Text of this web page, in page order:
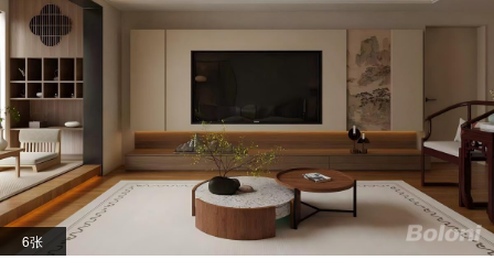
6张